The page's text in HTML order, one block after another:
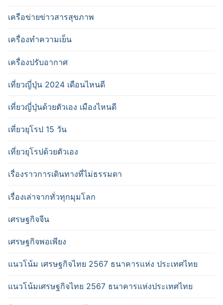
เครือข่ายข่าวสารสุขภาพ
เครื่องทำความเย็น
เครื่องปรับอากาศ
เที่ยวญี่ปุ่น 2024 เดือนไหนดี
เที่ยวญี่ปุ่นด้วยตัวเอง เมืองไหนดี
เที่ยวยุโรป 15 วัน
เที่ยวยุโรปด้วยตัวเอง
เรื่องราวการเดินทางที่ไม่ธรรมดา
เรื่องเล่าจากทั่วทุกมุมโลก
เศรษฐกิจจีน
เศรษฐกิจพอเพียง
แนวโน้ม เศรษฐกิจไทย 2567 ธนาคารแห่ง ประเทศไทย
แนวโน้มเศรษฐกิจไทย 2567 ธนาคารแห่งประเทศไทย